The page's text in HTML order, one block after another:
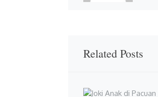
Related Posts